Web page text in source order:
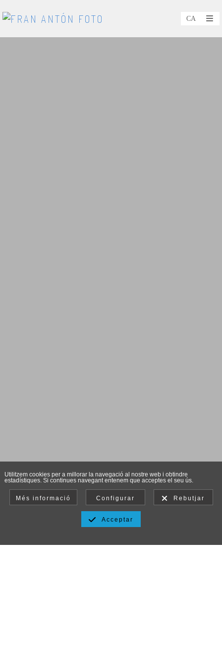
Utilitzem cookies per a millorar la navegació al nostre web i obtindre
estadístiques. Si continues navegant entenem que acceptes el seu ús.
Més informació Configurar Rebutjar
Acceptar